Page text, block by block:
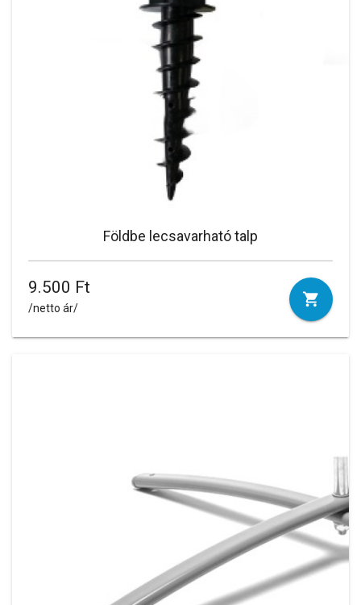
Földbe lecsavarható talp
9.500 Ft
/netto ár/